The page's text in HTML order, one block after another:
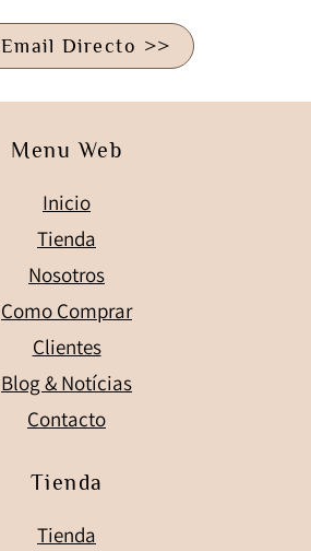
Email Directo >>
Menu Web
Inicio
Tienda
Nosotros
Como Comprar
Clientes
Blog & Notícias
Contacto
Tienda
Tienda